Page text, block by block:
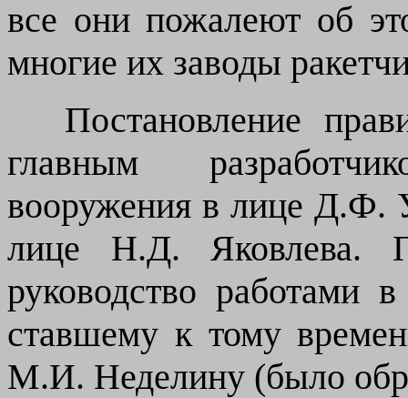
все они пожалеют об
многие их заводы
Постановление
главным
вооружения в лице Д.Ф.
лице Н.Д. Яковлева.
руководство работами
ставшему к тому
М.И. Неделину (было